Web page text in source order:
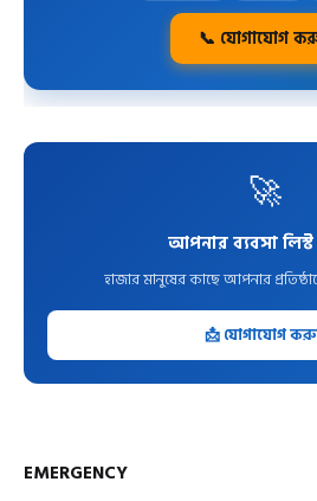
📞 যোগাযোগ
🚀
আপনার ব্যবসা
হাজার মানুষের কাছে আপনার
📩 যোগাযোগ
EMERGENCY